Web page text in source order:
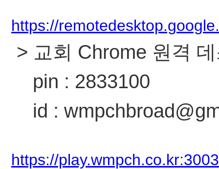
https://
> 교회 Chrome 원격
pin : 2833100
id :
https://play.wmpch.co.kr:3003